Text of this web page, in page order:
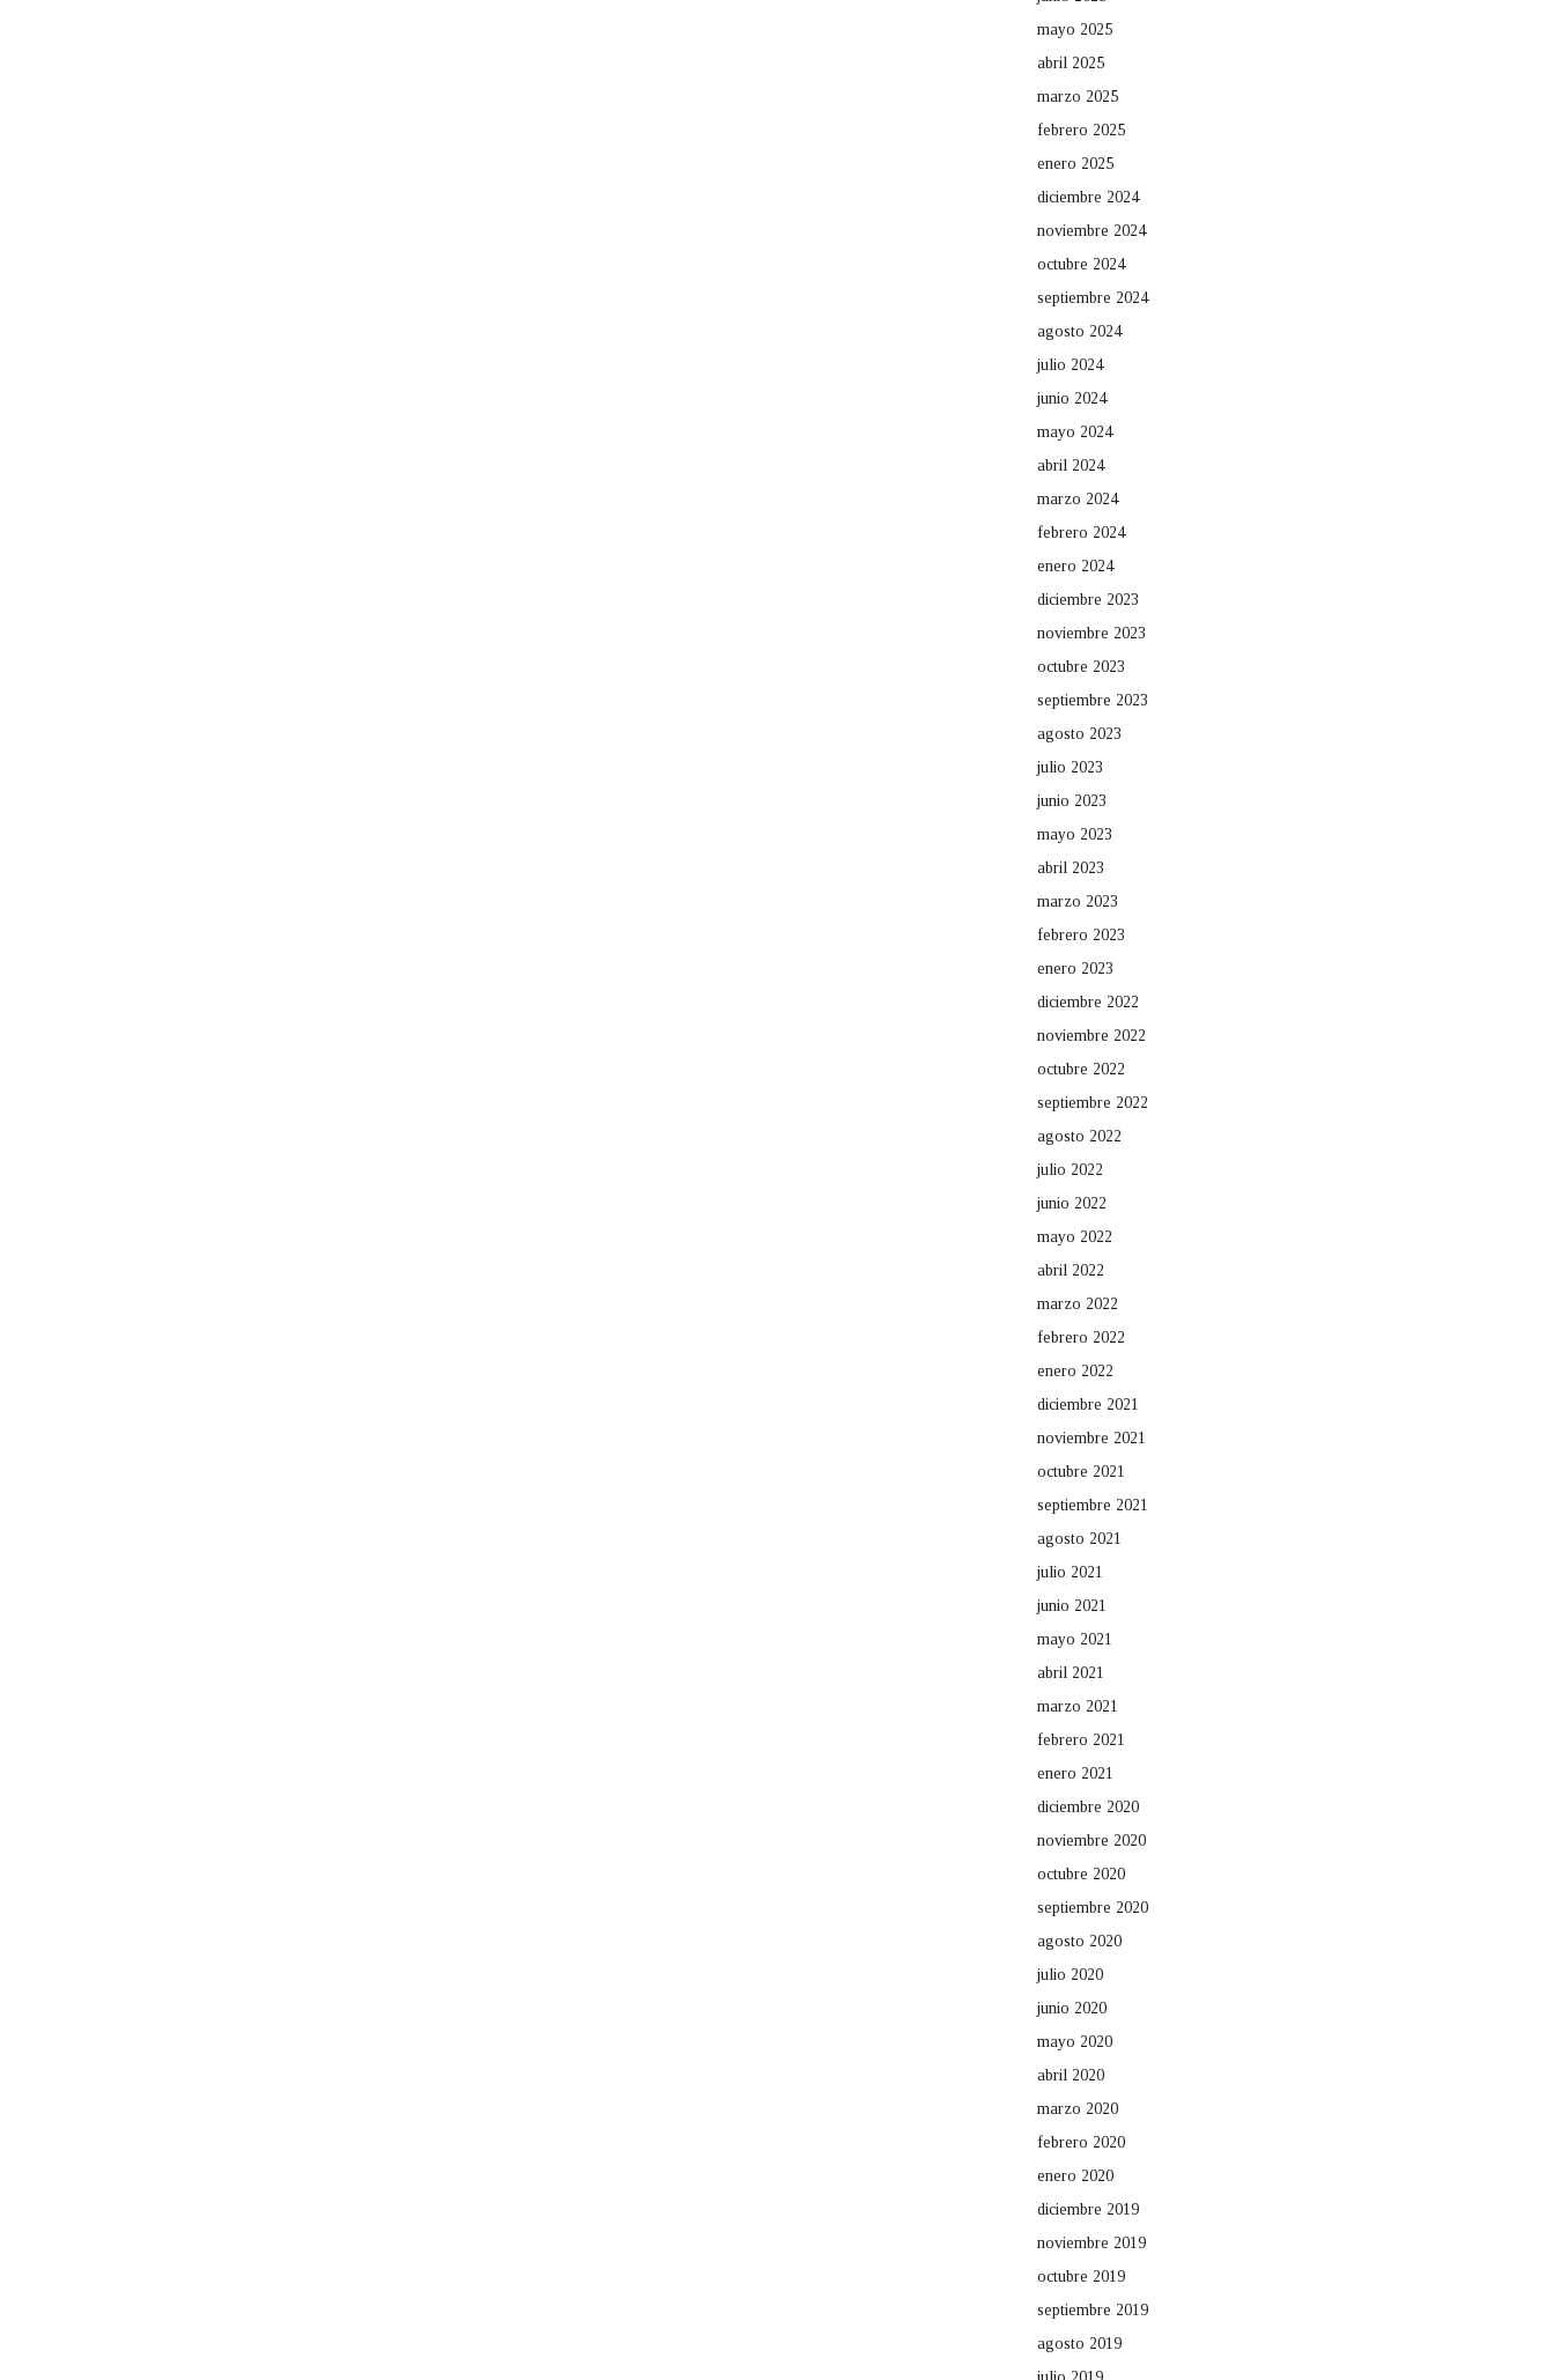
mayo 2025
abril 2025
marzo 2025
febrero 2025
enero 2025
diciembre 2024
noviembre 2024
octubre 2024
septiembre 2024
agosto 2024
julio 2024
junio 2024
mayo 2024
abril 2024
marzo 2024
febrero 2024
enero 2024
diciembre 2023
noviembre 2023
octubre 2023
septiembre 2023
agosto 2023
julio 2023
junio 2023
mayo 2023
abril 2023
marzo 2023
febrero 2023
enero 2023
diciembre 2022
noviembre 2022
octubre 2022
septiembre 2022
agosto 2022
julio 2022
junio 2022
mayo 2022
abril 2022
marzo 2022
febrero 2022
enero 2022
diciembre 2021
noviembre 2021
octubre 2021
septiembre 2021
agosto 2021
julio 2021
junio 2021
mayo 2021
abril 2021
marzo 2021
febrero 2021
enero 2021
diciembre 2020
noviembre 2020
octubre 2020
septiembre 2020
agosto 2020
julio 2020
junio 2020
mayo 2020
abril 2020
marzo 2020
febrero 2020
enero 2020
diciembre 2019
noviembre 2019
octubre 2019
septiembre 2019
agosto 2019